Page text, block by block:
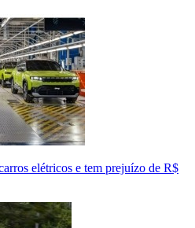
elétricos e tem prejuízo de R$